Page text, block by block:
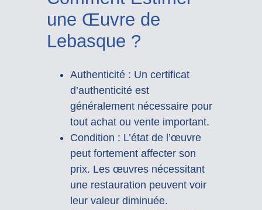
une Œuvre de
Lebasque ?
Authenticité : Un certificat
d’authenticité est
généralement nécessaire pour
tout achat ou vente important.
Condition : L’état de l’œuvre
peut fortement affecter son
prix. Les œuvres nécessitant
une restauration peuvent voir
leur valeur diminuée.